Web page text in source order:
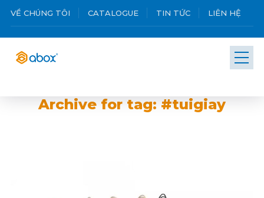
VỀ CHÚNG TÔI CATALOGUE TIN TỨC LIÊN HỆ
Archive for tag: #tuigiay